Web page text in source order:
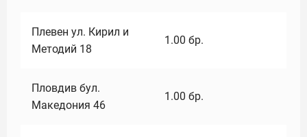
Плевен ул. Кирил и
Методий 18
1.00 бр.
Пловдив бул.
Македония 46
1.00 бр.